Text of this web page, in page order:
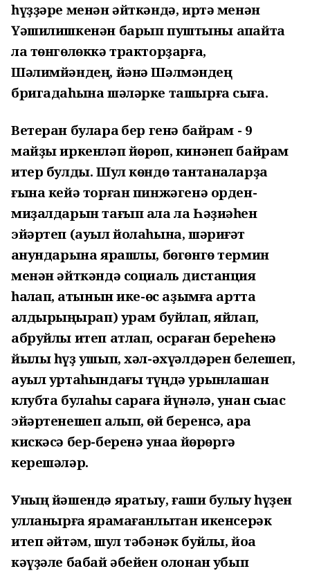
һүҙҙәре менән әйткәндә, иртә менән
Үәшилишкенән барып пуштыны апҡайта
ла төнгөлөккә тракторҙарға,
Шәлимйәндең, йәнә Шәлмәндең
бригадаһына шәләрке ташырға сыға.
Ветеран булараҡ бер генә байрам - 9
майҙы иркенләп йөрөп, кинәнеп байрам
итер булды. Шул көндө тантаналарҙа
ғына кейә торған пинжәгенә орден-
миҙалдарын тағып ала ла Һәҙиәһен
эйәртеп (ауыл йолаһына, шәриғәт
ҡанундарына ярашлы, бөгөнгө термин
менән әйткәндә социаль дистанция
һаҡлап, ҡатынын ике-өс аҙымға артта
ҡалдырыңҡырап) урам буйлап, яйлап,
абруйлы итеп атлап, осраған береһенә
йылы һүҙ ҡушып, хәл-әхүәлдәрен белешеп,
ауыл уртаһындағы түңдә урынлашҡан
клубта булаһы сараға йүнәлә, унан сыҡҡас
эйәртенешеп алып, өй беренсә, ҡара
кискәсә бер-беренә ҡунаҡҡа йөрөргә
керешәләр.
Уның йәшендә яратыу, ғашиҡ булыу һүҙен
ҡулланырға ярамағанлыҡтан икенсерәк
итеп әйтәм, шул тәбәнәк буйлы, йоҡа
кәүҙәле бабай әбейен олонан ҡубып